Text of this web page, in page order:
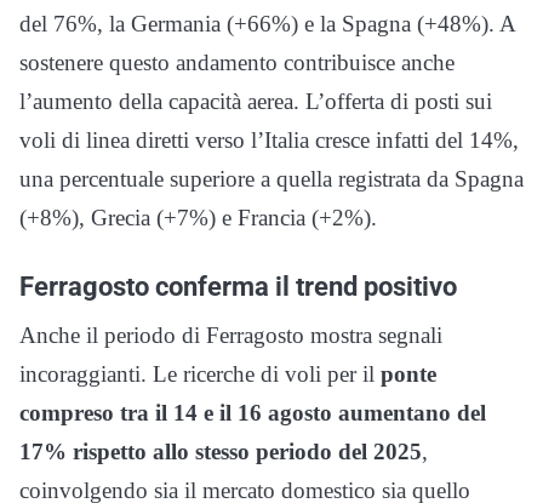
del 76%, la Germania (+66%) e la Spagna (+48%). A
sostenere questo andamento contribuisce anche
l’aumento della capacità aerea. L’offerta di posti sui
voli di linea diretti verso l’Italia cresce infatti del 14%,
una percentuale superiore a quella registrata da Spagna
(+8%), Grecia (+7%) e Francia (+2%).
Ferragosto conferma il trend positivo
Anche il periodo di Ferragosto mostra segnali
incoraggianti. Le ricerche di voli per il ponte
compreso tra il 14 e il 16 agosto aumentano del
17% rispetto allo stesso periodo del 2025,
coinvolgendo sia il mercato domestico sia quello